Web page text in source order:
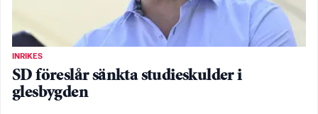
INRIKES
SD föreslår sänkta studieskulder i
glesbygden